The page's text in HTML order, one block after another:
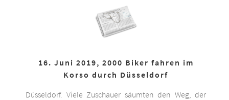
16. Juni 2019, 2000 Biker fahren im
Korso durch Düsseldorf
Düsseldorf. Viele Zuschauer säumten den Weg, der